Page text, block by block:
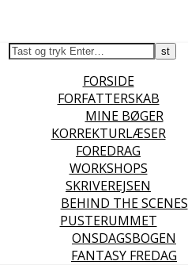
FORSIDE
FORFATTERSKAB
MINE BØGER
KORREKTURLÆSER
FOREDRAG
WORKSHOPS
SKRIVEREJSEN
BEHIND THE SCENES
PUSTERUMMET
ONSDAGSBOGEN
FANTASY FREDAG